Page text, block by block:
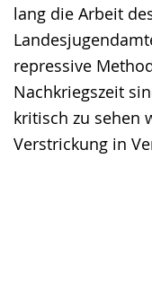
lang die Arbeit
repressive
Nachkriegszeit
kritisch zu sehen
Verstrickung in